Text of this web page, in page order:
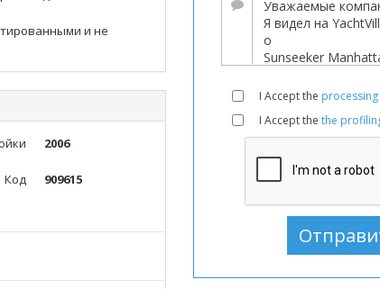
лодка
В
и не
2006
Код
909615
I Accept the
I Accept the the